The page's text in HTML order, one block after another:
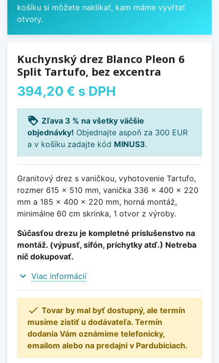
košíku si môžete naklikať, kam máme vyvŕtať
otvory.
Kuchynský drez Blanco Pleon 6
Split Tartufo, bez excentra
394,20 € s DPH
loyalty Zľava 3 % na všetky väčšie
objednávky! Objednajte aspoň za 300 EUR
a v košíku zadajte kód MINUS3.
Granitový drez s vaničkou, vyhotovenie Tartufo,
rozmer 615 x 510 mm, vanička 336 x 400 x 220
mm a 185 x 400 x 220 mm, horná montáž,
minimálne 60 cm skrinka, 1 otvor z výroby.
Súčasťou drezu je kompletné príslušenstvo na
montáž. (výpusť, sifón, príchytky atď.) Netreba
nič dokupovať.
expand_more Viac informácií
 Tovar by mal byť dostupný, ale termín
musíme zistiť u dodávateľa. Termín
dodania Vám oznámime telefonicky,
emailom alebo na predajni v Pardubiciach.